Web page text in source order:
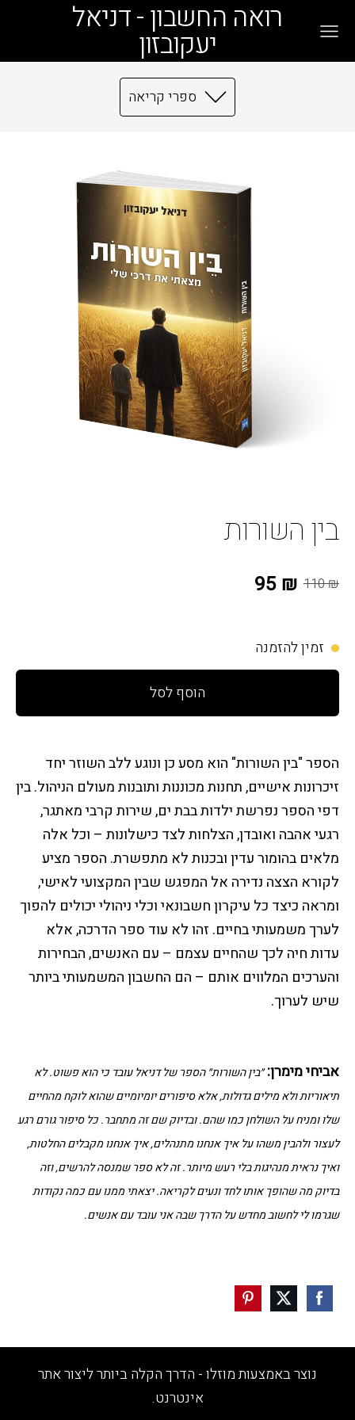
רואה החשבון - דניאל
יעקובזון
ספרי קריאה
בין השורות
₪ 110
₪ 95
זמין להזמנה
הוסף לסל
הספר "בין השורות" הוא מסע כן ונוגע ללב השוזר יחד
זיכרונות אישיים, תחנות מכוננות ותובנות מעולם הניהול. בין
דפי הספר נפרשת ילדות בבת ים, שירות קרבי מאתגר,
רגעי אהבה ואובדן, הצלחות לצד כישלונות – וכל אלה
מלאים בהומור עדין ובכנות לא מתפשרת. הספר מציע
לקורא הצצה נדירה אל המפגש שבין המקצועי לאישי,
ומראה כיצד כל עיקרון חשבונאי וכלי ניהולי יכולים להפוך
לערך משמעותי בחיים. זהו לא עוד ספר הדרכה, אלא
עדות חיה לכך שהחיים עצמם – עם האנשים, הבחירות
והערכים המלווים אותם – הם החשבון המשמעותי ביותר
שיש לערוך.
אביחי מימרן:״בין השורות״ הספר של דניאל עובד כי הוא פשוט. לא
תיאוריות ולא מילים גדולות, אלא סיפורים יומיומיים שהוא לוקח מהחיים
שלו ומניח על השולחן כמו שהם. ובדיוק שם זה מתחבר.כל סיפור גורם רגע
לעצור ולהבין משהו על איך אנחנו מתנהלים, איך אנחנו מקבלים החלטות,
ואיך נראית מנהיגות בלי רעש מיותר.זה לא ספר שמנסה להרשים, וזה
בדיוק מה שהופך אותו לחד ונעים לקריאה. יצאתי ממנו עם כמה נקודות
שגרמו לי לחשוב מחדש על הדרך שבה אני עובד עם אנשים.
נוצר באמצעות מוזלו - הדרך הקלה ביותר ליצור אתר
אינטרנט.